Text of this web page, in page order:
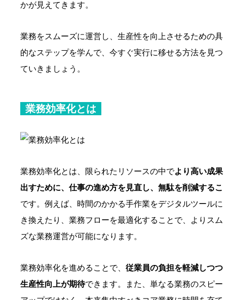
かが見えてきます。
業務をスムーズに運営し、生産性を向上させるための具
的なステップを学んで、今すぐ実行に移せる方法を見つ
ていきましょう。
業務効率化とは
業務効率化とは、限られたリソースの中でより高い成果
出すために、仕事の進め方を見直し、無駄を削減するこ
です。例えば、時間のかかる手作業をデジタルツールに
き換えたり、業務フローを最適化することで、よりスム
ズな業務運営が可能になります。
業務効率化を進めることで、 従業員の負担を軽減しつつ
生産性向上が期待できます。また、単なる業務のスピー